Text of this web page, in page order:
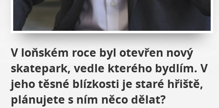
V loňském roce byl otevřen nový
skatepark, vedle kterého bydlím. V
jeho těsné blízkosti je staré hřiště,
plánujete s ním něco dělat?